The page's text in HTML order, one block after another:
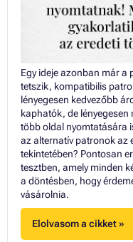
Egy ideje azonban már a
tetszik, kompatibilis
lényegesen kedvezőbb
kaphatók, de lényegesen
több oldal nyomtatására
az alternatív patronok az
tekintetében? Pontosan
tesztben, amely minden
a döntésben, hogy
vásárolnia.
Elolvasom a cikket »